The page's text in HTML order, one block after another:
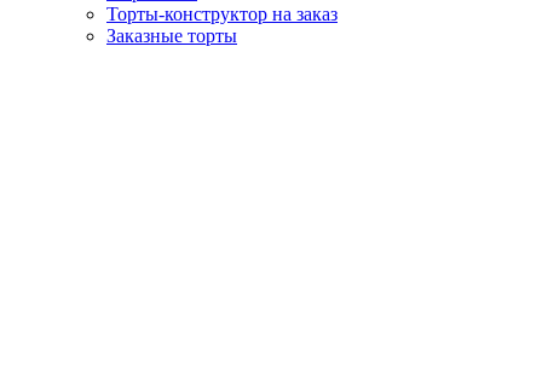
Торты-конструктор на заказ
Заказные торты